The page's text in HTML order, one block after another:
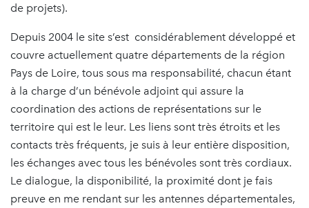
de projets).
Depuis 2004 le site s’est considérablement développé et
couvre actuellement quatre départements de la région
Pays de Loire, tous sous ma responsabilité, chacun étant
à la charge d’un bénévole adjoint qui assure la
coordination des actions de représentations sur le
territoire qui est le leur. Les liens sont très étroits et les
contacts très fréquents, je suis à leur entière disposition,
les échanges avec tous les bénévoles sont très cordiaux.
Le dialogue, la disponibilité, la proximité dont je fais
preuve en me rendant sur les antennes départementales,